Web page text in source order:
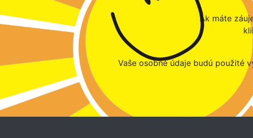
Ak máte
Vaše osobné údaje budú použité